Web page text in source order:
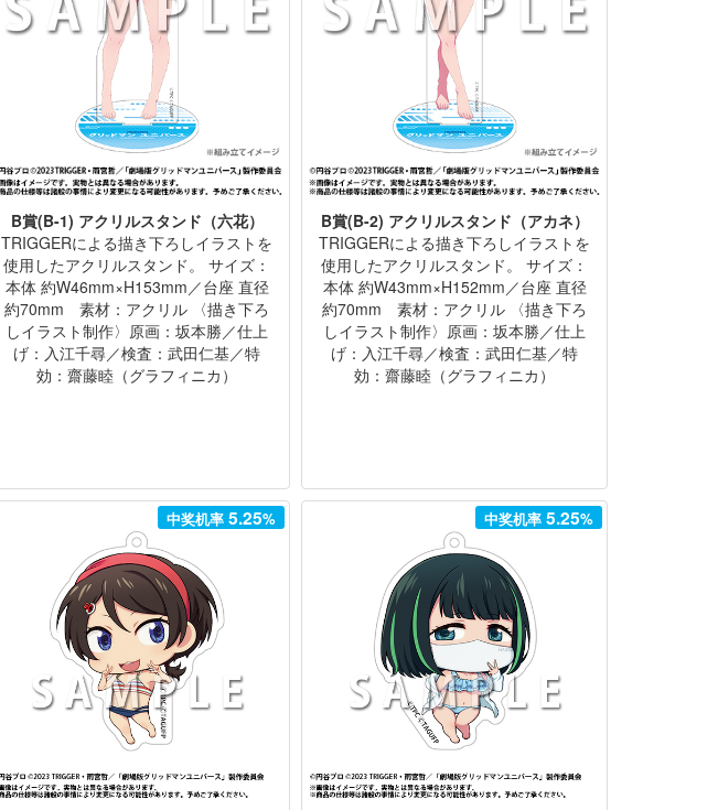
B賞(B-1) アクリルスタンド（六花）
TRIGGERによる描き下ろしイラストを
使用したアクリルスタンド。 サイズ：
本体 約W46mm×H153mm／台座 直径
約70mm 素材：アクリル 〈描き下ろ
しイラスト制作〉原画：坂本勝／仕上
げ：入江千尋／検査：武田仁基／特
効：齋藤睦（グラフィニカ）
B賞(B-2) アクリルスタンド（アカネ）
TRIGGERによる描き下ろしイラストを
使用したアクリルスタンド。 サイズ：
本体 約W43mm×H152mm／台座 直径
約70mm 素材：アクリル 〈描き下ろ
しイラスト制作〉原画：坂本勝／仕上
げ：入江千尋／検査：武田仁基／特
効：齋藤睦（グラフィニカ）
中奖机率5.25% 中奖机率5.25%